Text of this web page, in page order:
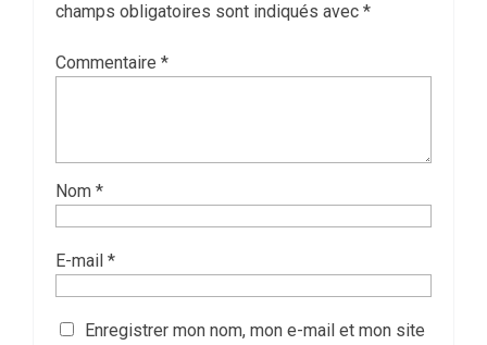
champs obligatoires sont indiqués avec *
Commentaire *
Nom *
E-mail *
Enregistrer mon nom, mon e-mail et mon site